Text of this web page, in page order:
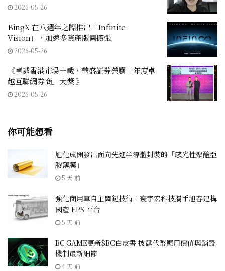
2026-05-26
BingX 在八週年之際推出「Infinite
Vision」，加速多資產版圖擴張
2026-05-26
《卓越香港市場十載，華盛証券榮膺「年度卓
越互聯網券商」大獎 》
2026-05-26
你可能想看
旭化成開發出面向先進半導體封裝的「感光性聚醯亞
胺薄膜」
5 天 前
強化商用車自主關鍵技術！寰宇宏科技攜手旭春建構
國產 EPS 平台
5 天 前
BC.GAME更新$BC白皮書 披露代幣應用價值與銷毀
機制最新細節
4 天 前